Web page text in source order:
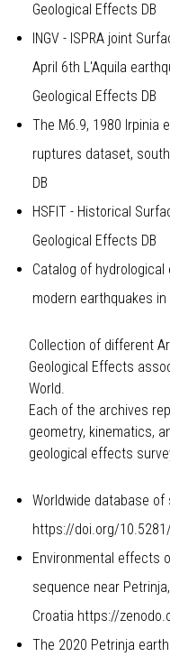
Geological Effects DB
INGV - ISPRA joint
April 6th L'Aquila
Geological Effects DB
The M6.9, 1980 Irpinia
ruptures dataset,
DB
HSFIT - Historical
Geological Effects DB
Catalog of
modern earthquakes
Collection of different
Geological Effects
World.
Each of the archives
geometry, kinematics,
geological effects
Worldwide database of
https://doi.org/
Environmental effects
sequence near Petrinja,
Croatia https://
The 2020 Petrinja